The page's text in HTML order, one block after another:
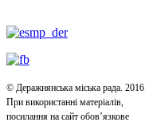
© Деражнянська міська рада. 2016
При використанні матеріалів,
посилання на сайт обов’язкове